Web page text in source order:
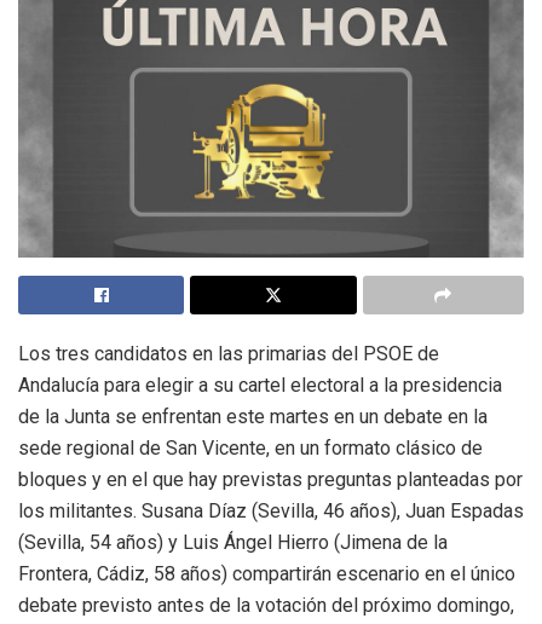
Los tres candidatos en las primarias del PSOE de
Andalucía para elegir a su cartel electoral a la presidencia
de la Junta se enfrentan este martes en un debate en la
sede regional de San Vicente, en un formato clásico de
bloques y en el que hay previstas preguntas planteadas por
los militantes. Susana Díaz (Sevilla, 46 años), Juan Espadas
(Sevilla, 54 años) y Luis Ángel Hierro (Jimena de la
Frontera, Cádiz, 58 años) compartirán escenario en el único
debate previsto antes de la votación del próximo domingo,